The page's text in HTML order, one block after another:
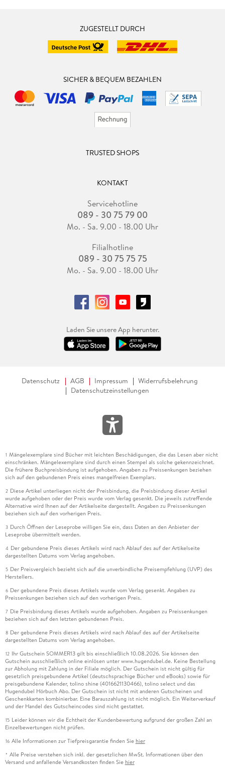
ZUGESTELLT DURCH
SICHER & BEQUEM BEZAHLEN
TRUSTED SHOPS
KONTAKT
Servicehotline
089 - 30 75 79 00
Mo. - Sa. 9.00 - 18.00 Uhr
Filialhotline
089 - 30 75 75 75
Mo. - Sa. 9.00 - 18.00 Uhr
Laden Sie unsere App herunter.
Datenschutz AGB Impressum
Widerrufsbelehrung
Datenschutzeinstellungen
1 Mängelexemplare sind Bücher mit leichten Beschädigungen, die das Lesen aber nicht
einschränken. Mängelexemplare sind durch einen Stempel als solche gekennzeichnet.
Die frühere Buchpreisbindung ist aufgehoben. Angaben zu Preissenkungen beziehen
sich auf den gebundenen Preis eines mangelfreien Exemplars.
2 Diese Artikel unterliegen nicht der Preisbindung, die Preisbindung dieser Artikel
wurde aufgehoben oder der Preis wurde vom Verlag gesenkt. Die jeweils zutreffende
Alternative wird Ihnen auf der Artikelseite dargestellt. Angaben zu Preissenkungen
beziehen sich auf den vorherigen Preis.
3 Durch Öffnen der Leseprobe willigen Sie ein, dass Daten an den Anbieter der
Leseprobe übermittelt werden.
4 Der gebundene Preis dieses Artikels wird nach Ablauf des auf der Artikelseite
dargestellten Datums vom Verlag angehoben.
5 Der Preisvergleich bezieht sich auf die unverbindliche Preisempfehlung (UVP) des
Herstellers.
6 Der gebundene Preis dieses Artikels wurde vom Verlag gesenkt. Angaben zu
Preissenkungen beziehen sich auf den vorherigen Preis.
7 Die Preisbindung dieses Artikels wurde aufgehoben. Angaben zu Preissenkungen
beziehen sich auf den letzten gebundenen Preis.
8 Der gebundene Preis dieses Artikels wird nach Ablauf des auf der Artikelseite
dargestellten Datums vom Verlag angehoben.
12 Ihr Gutschein SOMMER13 gilt bis einschließlich 10.08.2026. Sie können den
Gutschein ausschließlich online einlösen unter www.hugendubel.de. Keine Bestellung
zur Abholung mit Zahlung in der Filiale möglich. Der Gutschein ist nicht gültig für
gesetzlich preisgebundene Artikel (deutschsprachige Bücher und eBooks) sowie für
preisgebundene Kalender, tolino shine (4016621130466), tolino select und das
Hugendubel Hörbuch Abo. Der Gutschein ist nicht mit anderen Gutscheinen und
Geschenkkarten kombinierbar. Eine Barauszahlung ist nicht möglich. Ein Weiterverkauf
und der Handel des Gutscheincodes sind nicht gestattet.
15 Leider können wir die Echtheit der Kundenbewertung aufgrund der großen Zahl an
Einzelbewertungen nicht prüfen.
16 Alle Informationen zur Tiefpreisgarantie finden Sie hier
* Alle Preise verstehen sich inkl. der gesetzlichen MwSt. Informationen über den
Versand und anfallende Versandkosten finden Sie hier